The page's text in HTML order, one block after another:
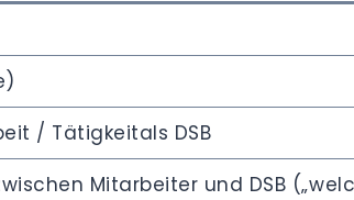
/ Tätigkeitals DSB
Mitarbeiter und DSB